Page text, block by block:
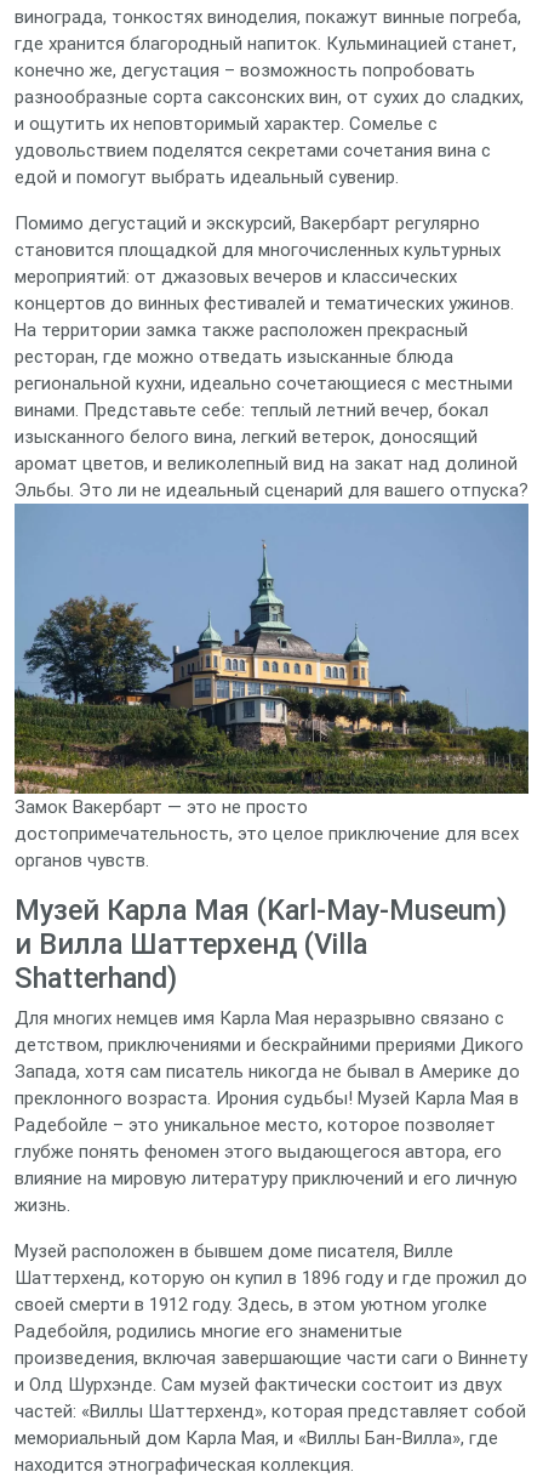
винограда, тонкостях виноделия, покажут винные погреба,
где хранится благородный напиток. Кульминацией станет,
конечно же, дегустация – возможность попробовать
разнообразные сорта саксонских вин, от сухих до сладких,
и ощутить их неповторимый характер. Сомелье с
удовольствием поделятся секретами сочетания вина с
едой и помогут выбрать идеальный сувенир.
Помимо дегустаций и экскурсий, Вакербарт регулярно
становится площадкой для многочисленных культурных
мероприятий: от джазовых вечеров и классических
концертов до винных фестивалей и тематических ужинов.
На территории замка также расположен прекрасный
ресторан, где можно отведать изысканные блюда
региональной кухни, идеально сочетающиеся с местными
винами. Представьте себе: теплый летний вечер, бокал
изысканного белого вина, легкий ветерок, доносящий
аромат цветов, и великолепный вид на закат над долиной
Эльбы. Это ли не идеальный сценарий для вашего отпуска?
Замок Вакербарт — это не просто
достопримечательность, это целое приключение для всех
органов чувств.
Музей Карла Мая (Karl-May-Museum)
и Вилла Шаттерхенд (Villa
Shatterhand)
Для многих немцев имя Карла Мая неразрывно связано с
детством, приключениями и бескрайними прериями Дикого
Запада, хотя сам писатель никогда не бывал в Америке до
преклонного возраста. Ирония судьбы! Музей Карла Мая в
Радебойле – это уникальное место, которое позволяет
глубже понять феномен этого выдающегося автора, его
влияние на мировую литературу приключений и его личную
жизнь.
Музей расположен в бывшем доме писателя, Вилле
Шаттерхенд, которую он купил в 1896 году и где прожил до
своей смерти в 1912 году. Здесь, в этом уютном уголке
Радебойля, родились многие его знаменитые
произведения, включая завершающие части саги о Виннету
и Олд Шурхэнде. Сам музей фактически состоит из двух
частей: «Виллы Шаттерхенд», которая представляет собой
мемориальный дом Карла Мая, и «Виллы Бан-Вилла», где
находится этнографическая коллекция.